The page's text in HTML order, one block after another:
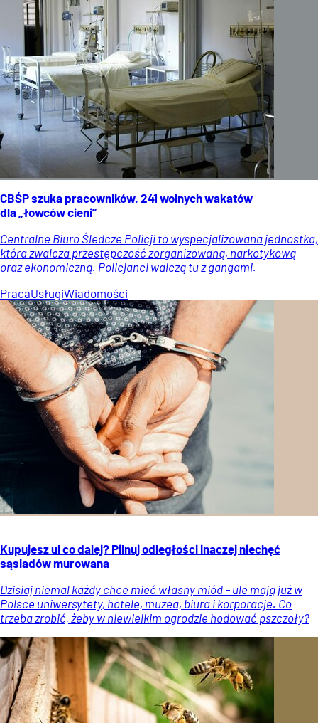
CBŚP szuka pracowników. 241 wolnych wakatów
dla „łowców cieni”
Centralne Biuro Śledcze Policji to wyspecjalizowana jednostka,
która zwalcza przestępczość zorganizowaną, narkotykową
oraz ekonomiczną. Policjanci walczą tu z gangami.
PracaUsługiWiadomości
Kupujesz ul co dalej? Pilnuj odległości inaczej niechęć
sąsiadów murowana
Dzisiaj niemal każdy chce mieć własny miód – ule mają już w
Polsce uniwersytety, hotele, muzea, biura i korporacje. Co
trzeba zrobić, żeby w niewielkim ogrodzie hodować pszczoły?